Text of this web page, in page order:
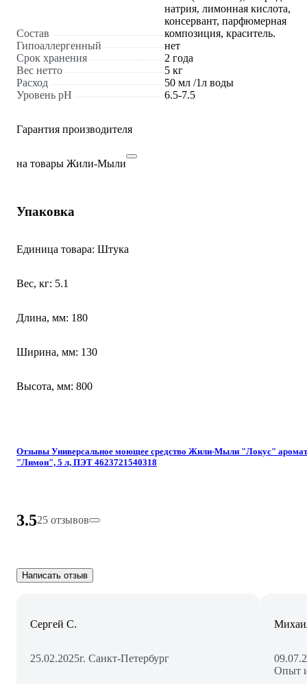
Состав
натрия, лимонная кислота,
консервант, парфюмерная
композиция, краситель.
Гипоаллергенный
нет
Срок хранения
2 года
Вес нетто
5 кг
Расход
50 мл /1л воды
Уровень рН
6.5-7.5
Гарантия производителя
на товары Жили-Мыли
Упаковка
Единица товара: Штука
Вес, кг: 5.1
Длина, мм: 180
Ширина, мм: 130
Высота, мм: 800
Отзывы Универсальное моющее средство Жили-Мыли "Локус" аромат
"Лимон", 5 л, ПЭТ 4623721540318
3.525 отзывов
Написать отзыв
Сергей С.
25.02.2025г. Санкт-Петербург
Опыт